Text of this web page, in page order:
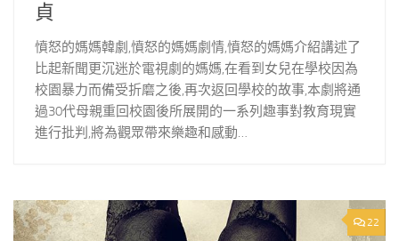
貞
憤怒的媽媽韓劇,憤怒的媽媽劇情,憤怒的媽媽介紹講述了
比起新聞更沉迷於電視劇的媽媽,在看到女兒在學校因為
校園暴力而備受折磨之後,再次返回學校的故事,本劇將通
過30代母親重回校園後所展開的一系列趣事對教育現實
進行批判,將為觀眾帶來樂趣和感動…
22